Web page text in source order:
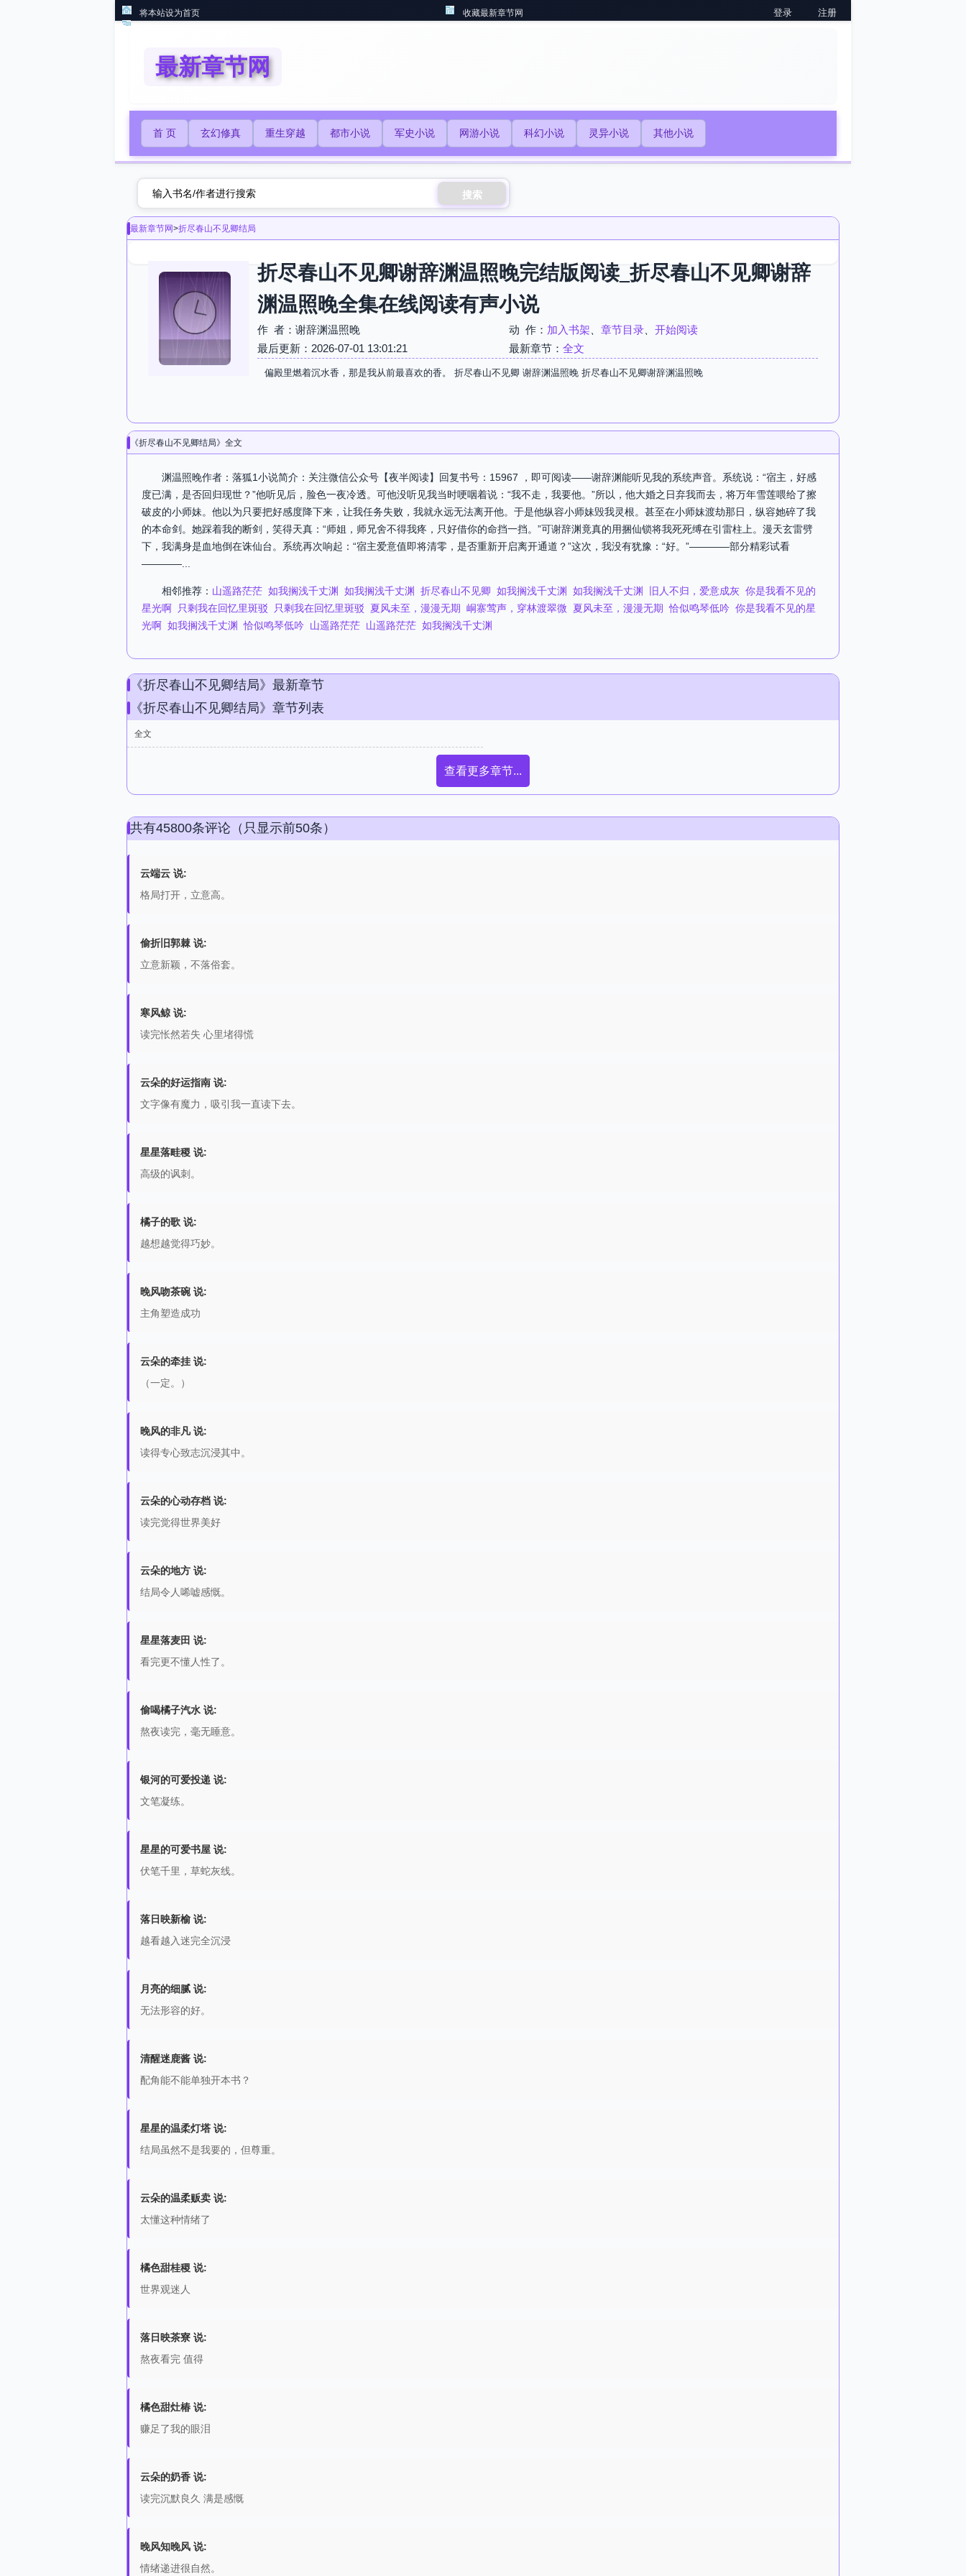
将本站设为首页 收藏最新章节网 登录 注册
最新章节网
首 页 玄幻修真 重生穿越 都市小说 军史小说 网游小说 科幻小说 灵异小说 其他小说
搜索
最新章节网>折尽春山不见卿结局
折尽春山不见卿谢辞渊温照晚完结版阅读_折尽春山不见卿谢辞
渊温照晚全集在线阅读有声小说
作 者：谢辞渊温照晚 动 作： 加入书架 章节目录
开始阅读
最后更新：2026-07-01 13:01:21
最新章节： 全文
偏殿里燃着沉水香，那是我从前最喜欢的香。 折尽春山不见卿 谢辞渊温照晚 折尽春山不见卿谢辞渊温照晚
《折尽春山不见卿结局》全文
渊温照晚作者：落狐1小说简介：关注微信公众号【夜半阅读】回复书号：15967 ，即可阅读——谢辞渊能听见我的系统声音。系统说：“宿主，好感
度已满，是否回归现世？”他听见后，脸色一夜冷透。可他没听见我当时哽咽着说：“我不走，我要他。”所以，他大婚之日弃我而去，将万年雪莲喂给了擦
破皮的小师妹。他以为只要把好感度降下来，让我任务失败，我就永远无法离开他。于是他纵容小师妹毁我灵根。甚至在小师妹渡劫那日，纵容她碎了我
的本命剑。她踩着我的断剑，笑得天真：“师姐，师兄舍不得我疼，只好借你的命挡一挡。”可谢辞渊竟真的用捆仙锁将我死死缚在引雷柱上。漫天玄雷劈
下，我满身是血地倒在诛仙台。系统再次响起：“宿主爱意值即将清零，是否重新开启离开通道？”这次，我没有犹豫：“好。”————部分精彩试看
————...
相邻推荐： 山遥路茫茫 如我搁浅千丈渊 如我搁浅千丈渊 折尽春山不见卿 如我搁浅千丈渊 如我搁浅千丈渊 旧人不归，爱意成灰 你是我看不见的
星光啊
只剩我在回忆里斑驳 只剩我在回忆里斑驳 夏风未至，漫漫无期 峒寨莺声，穿林渡翠微 夏风未至，漫漫无期 恰似鸣琴低吟 你是我看不见的星
光啊 如我搁浅千丈渊 恰似鸣琴低吟 山遥路茫茫 山遥路茫茫 如我搁浅千丈渊
《折尽春山不见卿结局》最新章节
《折尽春山不见卿结局》章节列表
全文
查看更多章节...
共有45800条评论（只显示前50条）
云端云 说:
格局打开，立意高。
偷折旧郭棘 说:
立意新颖，不落俗套。
寒风鲸 说:
读完怅然若失 心里堵得慌
云朵的好运指南 说:
文字像有魔力，吸引我一直读下去。
星星落畦稷 说:
高级的讽刺。
橘子的歌 说:
越想越觉得巧妙。
晚风吻茶碗 说:
主角塑造成功
云朵的牵挂 说:
（一定。）
晚风的非凡 说:
读得专心致志沉浸其中。
云朵的心动存档 说:
读完觉得世界美好
云朵的地方 说:
结局令人唏嘘感慨。
星星落麦田 说:
看完更不懂人性了。
偷喝橘子汽水 说:
熬夜读完，毫无睡意。
银河的可爱投递 说:
文笔凝练。
星星的可爱书屋 说:
伏笔千里，草蛇灰线。
落日映新榆 说:
越看越入迷完全沉浸
月亮的细腻 说:
无法形容的好。
清醒迷鹿酱 说:
配角能不能单独开本书？
星星的温柔灯塔 说:
结局虽然不是我要的，但尊重。
云朵的温柔贩卖 说:
太懂这种情绪了
橘色甜桂稷 说:
世界观迷人
落日映茶寮 说:
熬夜看完 值得
橘色甜灶椿 说:
赚足了我的眼泪
云朵的奶香 说:
读完沉默良久 满是感慨
晚风知晚风 说:
情绪递进很自然。